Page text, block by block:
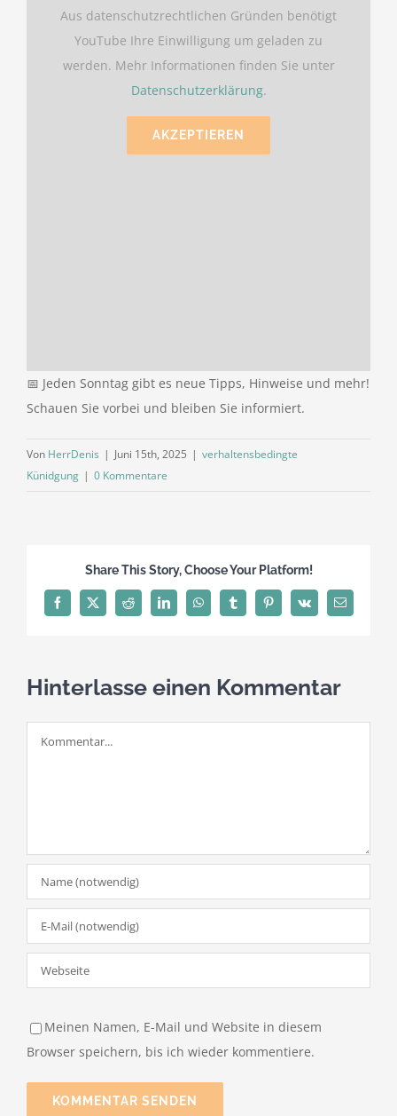
Aus datenschutzrechtlichen Gründen benötigt
YouTube Ihre Einwilligung um geladen zu
werden. Mehr Informationen finden Sie unter
Datenschutzerklärung.
AKZEPTIEREN
📅 Jeden Sonntag gibt es neue Tipps, Hinweise und mehr!
Schauen Sie vorbei und bleiben Sie informiert.
Von HerrDenis | Juni 15th, 2025 | verhaltensbedingte
Künidgung | 0 Kommentare
Share This Story, Choose Your Platform!
Facebook
X Reddit LinkedInWhatsAppTumblrPinterest
Vk
E-
Mail
Hinterlasse einen Kommentar
Meinen Namen, E-Mail und Website in diesem
Browser speichern, bis ich wieder kommentiere.